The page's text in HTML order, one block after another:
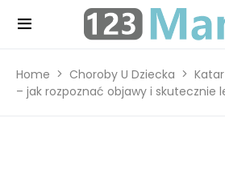
Home Choroby U Dziecka
– jak rozpoznać objawy i skutecznie